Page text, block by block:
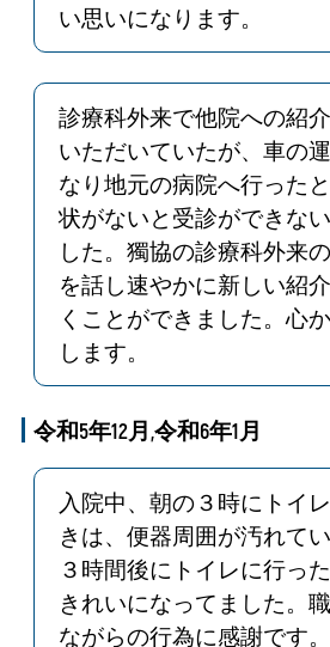
い思いになります。
回答
この度は不快な思い
し訳ありませんでし
家族に寄り添った看
うにスタッフを指導
診療科外来で他院への紹
いただいていたが、車の
なり地元の病院へ行った
状がないと受診ができな
した。獨協の診療科外来
を話し速やかに新しい紹
くことができました。心
します。
回答
地元の医療機関への
何よりです。今後も
お言葉を頂けるよう
す。
令和5年12月,令和6年1月
入院中、朝の３時にトイ
きは、便器周囲が汚れて
３時間後にトイレに行った
きれいになってました。
ながらの行為に感謝です。